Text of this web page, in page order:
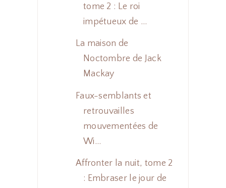
tome 2 : Le roi
impétueux de ...
La maison de
Noctombre de Jack
Mackay
Faux-semblants et
retrouvailles
mouvementées de
Wi...
Affronter la nuit, tome 2
: Embraser le jour de